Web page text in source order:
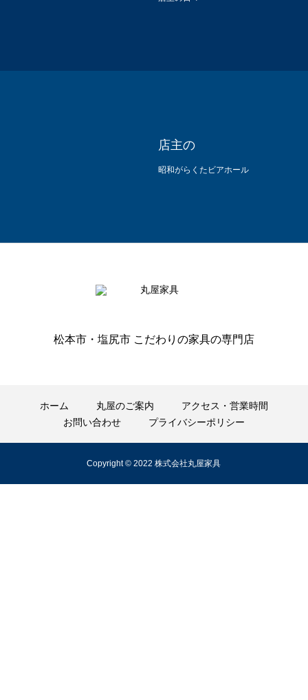
店主の
昭和がらくたビアホール
松本市・塩尻市 こだわりの家具の専門店
ホーム 丸屋のご案内
アクセス・営業時間
お問い合わせ
プライバシーポリシー
Copyright © 2022 株式会社丸屋家具